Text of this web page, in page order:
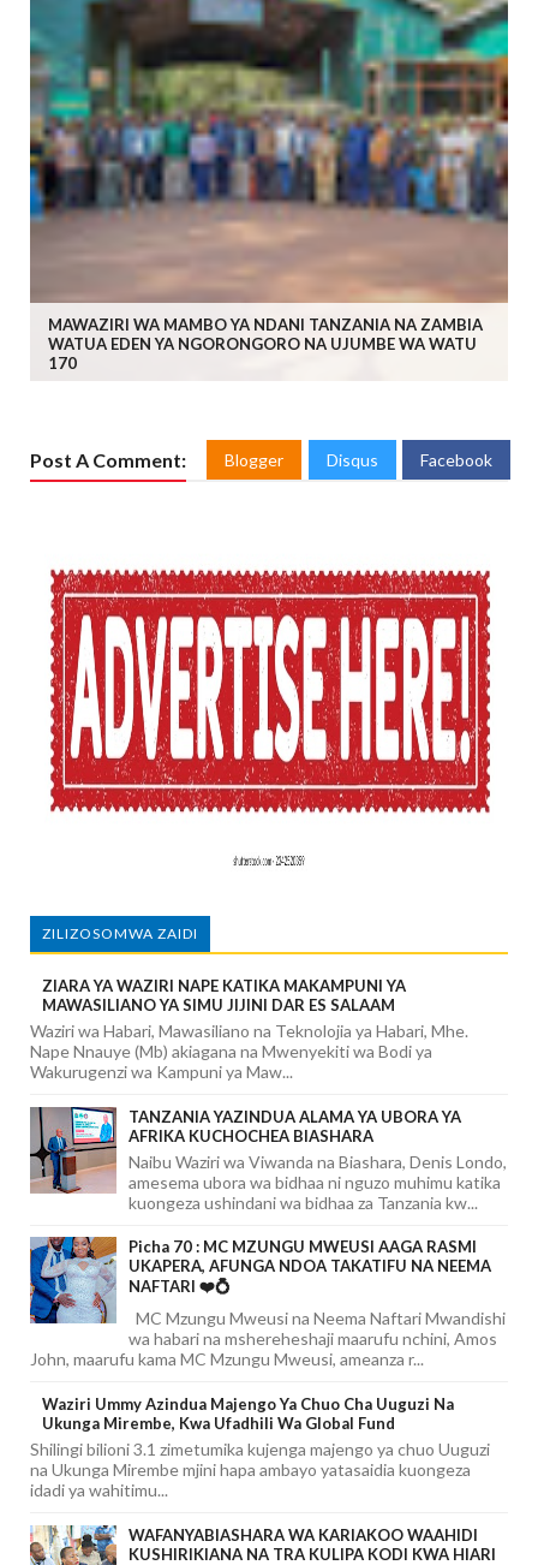
MAWAZIRI WA MAMBO YA NDANI TANZANIA NA ZAMBIA
WATUA EDEN YA NGORONGORO NA UJUMBE WA WATU
170
Post A Comment: Blogger Disqus Facebook
ZILIZOSOMWA ZAIDI
ZIARA YA WAZIRI NAPE KATIKA MAKAMPUNI YA
MAWASILIANO YA SIMU JIJINI DAR ES SALAAM
Waziri wa Habari, Mawasiliano na Teknolojia ya Habari, Mhe.
Nape Nnauye (Mb) akiagana na Mwenyekiti wa Bodi ya
Wakurugenzi wa Kampuni ya Maw...
TANZANIA YAZINDUA ALAMA YA UBORA YA
AFRIKA KUCHOCHEA BIASHARA
Naibu Waziri wa Viwanda na Biashara, Denis Londo,
amesema ubora wa bidhaa ni nguzo muhimu katika
kuongeza ushindani wa bidhaa za Tanzania kw...
Picha 70 : MC MZUNGU MWEUSI AAGA RASMI
UKAPERA, AFUNGA NDOA TAKATIFU NA NEEMA
NAFTARI ❤️💍
MC Mzungu Mweusi na Neema Naftari Mwandishi
wa habari na mshereheshaji maarufu nchini, Amos
John, maarufu kama MC Mzungu Mweusi, ameanza r...
Waziri Ummy Azindua Majengo Ya Chuo Cha Uuguzi Na
Ukunga Mirembe, Kwa Ufadhili Wa Global Fund
Shilingi bilioni 3.1 zimetumika kujenga majengo ya chuo Uuguzi
na Ukunga Mirembe mjini hapa ambayo yatasaidia kuongeza
idadi ya wahitimu...
WAFANYABIASHARA WA KARIAKOO WAAHIDI
KUSHIRIKIANA NA TRA KULIPA KODI KWA HIARI